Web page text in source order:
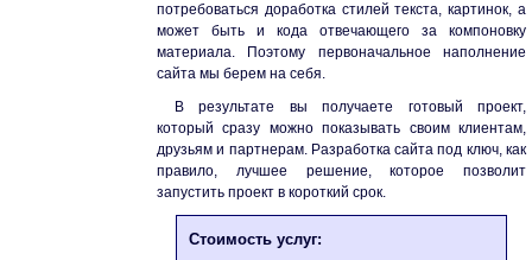
потребоваться доработка стилей текста, картинок, а
может быть и кода отвечающего за компоновку
материала. Поэтому первоначальное наполнение
сайта мы берем на себя.
В результате вы получаете готовый проект,
который сразу можно показывать своим клиентам,
друзьям и партнерам. Разработка сайта под ключ, как
правило, лучшее решение, которое позволит
запустить проект в короткий срок.
Стоимость услуг: